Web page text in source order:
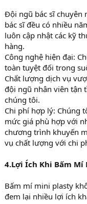
Đội ngũ bác sĩ chuyên
bác sĩ đều có nhiều
luôn cập nhật các kỹ
hàng.
Công nghệ hiện đại:
toàn tuyệt đối trong
Chất lượng dịch vụ
đội ngũ nhân viên tận
chúng tôi.
Chi phí hợp lý: Chúng
mức giá phù hợp với
chương trình khuyến
vụ chất lượng với chi
4.Lợi Ích Khi Bấm Mí
Bấm mí mini plasty
đem lại nhiều lợi ích